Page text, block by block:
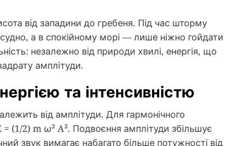
від западини до гребеня. Під час шторму
а в спокійному морі — лише ніжно гойдати
незалежно від природи хвилі, енергія, що
амплітуди.
та інтенсивністю
від амплітуди. Для гармонічного
= (1/2) m ω² A². Подвоєння амплітуди збільшує
звук вимагає набагато більше потужності від